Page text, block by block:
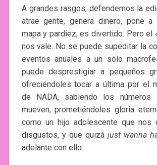
A grandes rasgos, defendemos la
atrae gente, genera dinero, pone
mapa y pardiez, es divertido. Pero el
nos vale. No se puede supeditar la
eventos anuales a un sólo
puede desprestigiar a pequeños
ofreciéndoles tocar a última por el
de NADA, sabiendo los números
mueven, prometiéndoles gloria
como un hijo adolescente que nos
disgustos, y que quizá just wanna
adelante con ello.